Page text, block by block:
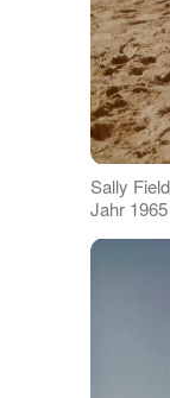
Sally
Jahr